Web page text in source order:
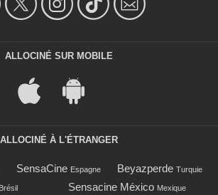
ALLOCINÉ SUR MOBILE
ALLOCINÉ À L'ÉTRANGER
SensaCine Espagne Beyazperde Turquie
Brésil Sensacine México Mexique